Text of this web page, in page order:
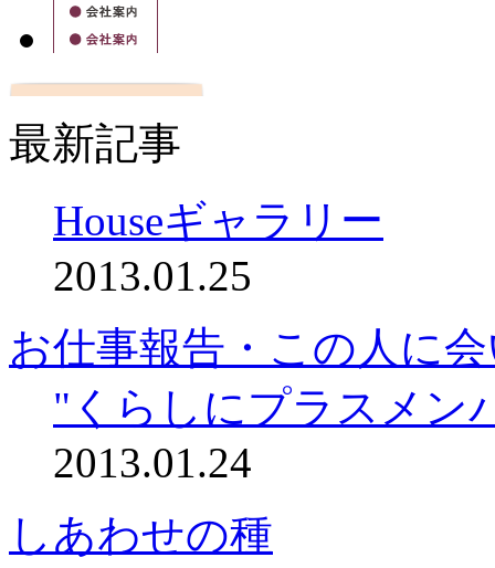
最新記事
Houseギャラリー
2013.01.25
お仕事報告・この人に
"くらしにプラスメン
2013.01.24
しあわせの種